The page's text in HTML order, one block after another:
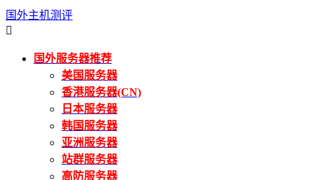
国外主机测评

国外服务器推荐
美国服务器
香港服务器(CN)
日本服务器
韩国服务器
亚洲服务器
站群服务器
高防服务器